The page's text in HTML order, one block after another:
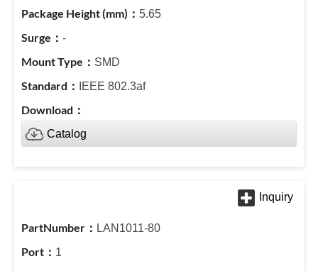
5.65
-
SMD
IEEE 802.3af
Catalog
LAN1011-80
1